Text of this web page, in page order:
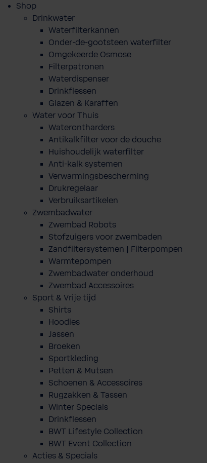
Shop
Drinkwater
Waterfilterkannen
Onder-de-gootsteen waterfilter
Omgekeerde Osmose
Filterpatronen
Waterdispenser
Drinkflessen
Glazen & Karaffen
Water voor Thuis
Waterontharders
Antikalkfilter voor de douche
Huishoudelijk waterfilter
Anti-kalk systemen
Verwarmingsbescherming
Drukregelaar
Verbruiksartikelen
Zwembadwater
Zwembad Robots
Stofzuigers voor zwembaden
Zandfiltersystemen | Filterpompen
Warmtepompen
Zwembadwater onderhoud
Zwembad Accessoires
Sport & Vrije tijd
Shirts
Hoodies
Jassen
Broeken
Sportkleding
Petten & Mutsen
Schoenen & Accessoires
Rugzakken & Tassen
Winter Specials
Drinkflessen
BWT Lifestyle Collection
BWT Event Collection
Acties & Specials